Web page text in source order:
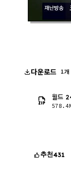
다운로드 1
월드
추천431